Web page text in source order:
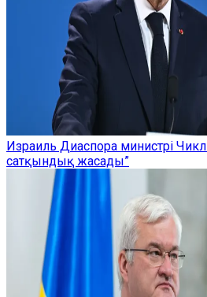
Израиль Диаспора министрі
сатқындық жасады”